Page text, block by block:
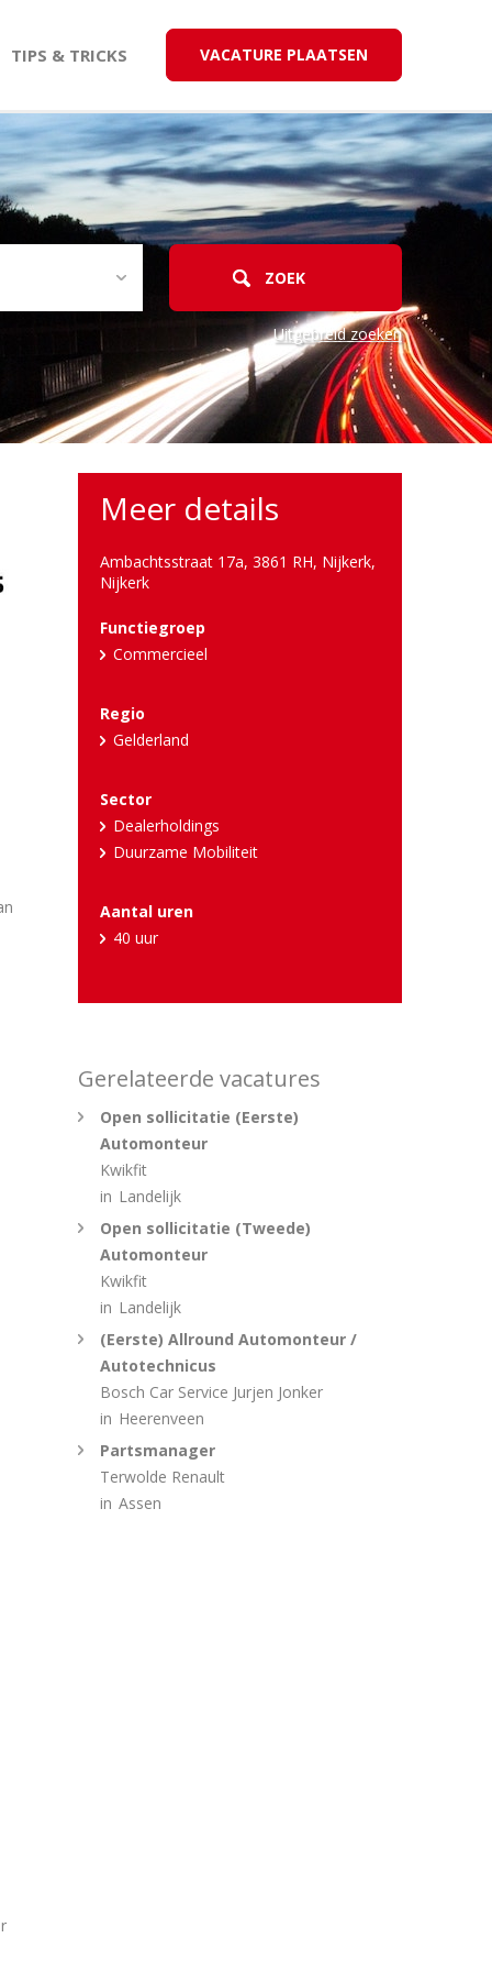
TIPS & TRICKS VACATURE PLAATSEN
Uitgebreid zoeken
Meer details
Ambachtsstraat 17a, 3861 RH, Nijkerk,
Nijkerk
Functiegroep
Commercieel
Regio
Gelderland
Sector
Dealerholdings
Duurzame Mobiliteit
Aantal uren
40 uur
Gerelateerde vacatures
Open sollicitatie (Eerste)
Automonteur
Kwikfit
in Landelijk
Open sollicitatie (Tweede)
Automonteur
Kwikfit
in Landelijk
(Eerste) Allround Automonteur /
Autotechnicus
Bosch Car Service Jurjen Jonker
in Heerenveen
Partsmanager
Terwolde Renault
in Assen